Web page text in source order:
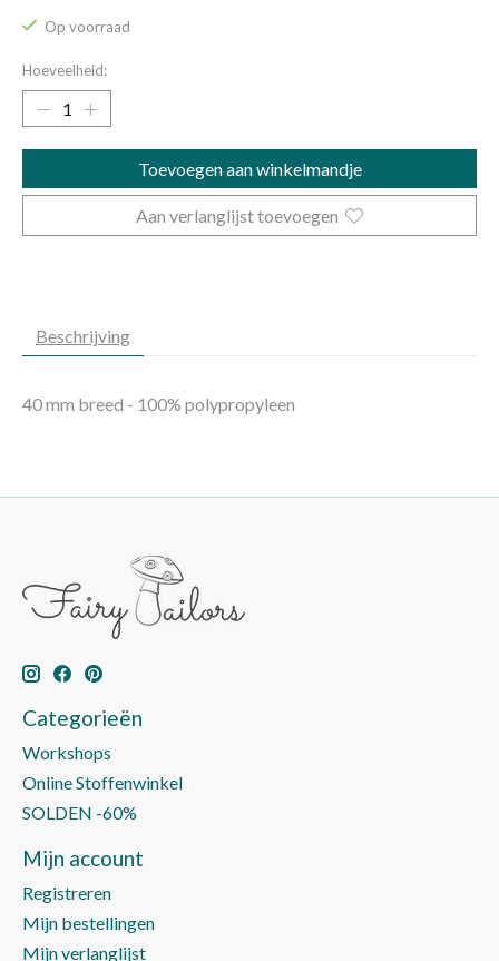
Op voorraad
Hoeveelheid:
Toevoegen aan winkelmandje
Aan verlanglijst toevoegen
Beschrijving
40 mm breed - 100% polypropyleen
Categorieën
Workshops
Online Stoffenwinkel
SOLDEN -60%
Mijn account
Registreren
Mijn bestellingen
Mijn verlanglijst